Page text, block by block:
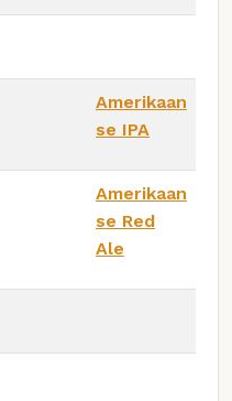
Amerikaan
se IPA
Amerikaan
se Red
Ale